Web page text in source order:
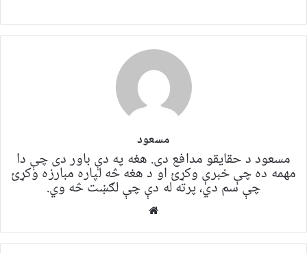
مسعود
مسعود د حقایقو مدافع دی. هغه په ​​​​دې باور دی چې دا
مهمه ده چې خبرې وکړئ او د هغه څه لپاره مبارزه وکړئ
چې سم دي، پرته له دې چې لګښت څه وي.